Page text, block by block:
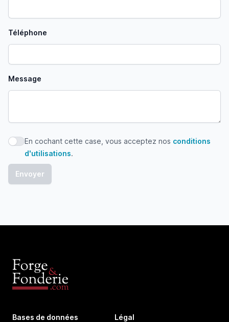
Téléphone
Message
En cochant cette case, vous acceptez nos conditions
En cochant cette case, vous acceptez nos conditions
d'utilisations.
Bases de données Légal